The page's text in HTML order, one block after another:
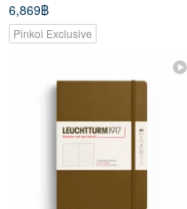
6,869฿
Pinkoi Exclusive